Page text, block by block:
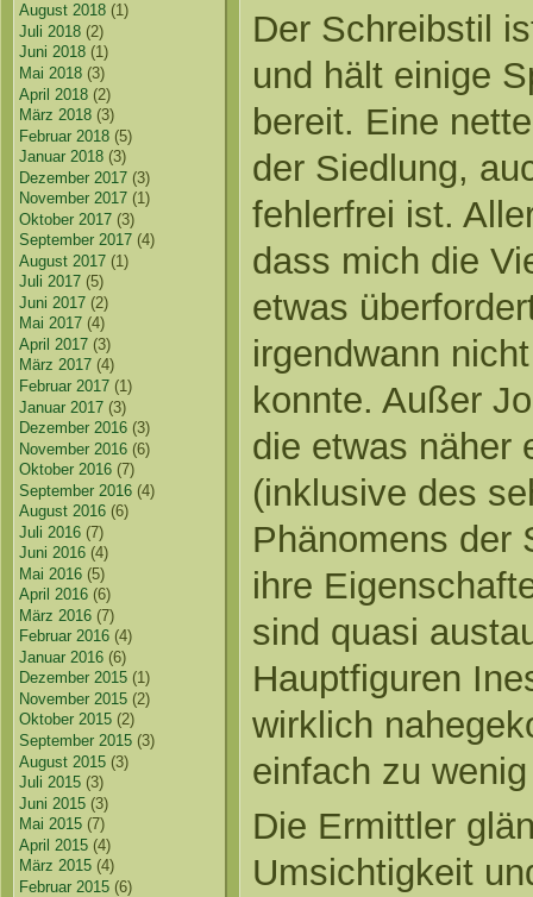
August 2018 (1)
Juli 2018 (2)
Juni 2018 (1)
Mai 2018 (3)
April 2018 (2)
März 2018 (3)
Februar 2018 (5)
Januar 2018 (3)
Dezember 2017 (3)
November 2017 (1)
Oktober 2017 (3)
September 2017 (4)
August 2017 (1)
Juli 2017 (5)
Juni 2017 (2)
Mai 2017 (4)
April 2017 (3)
März 2017 (4)
Februar 2017 (1)
Januar 2017 (3)
Dezember 2016 (3)
November 2016 (6)
Oktober 2016 (7)
September 2016 (4)
August 2016 (6)
Juli 2016 (7)
Juni 2016 (4)
Mai 2016 (5)
April 2016 (6)
März 2016 (7)
Februar 2016 (4)
Januar 2016 (6)
Dezember 2015 (1)
November 2015 (2)
Oktober 2015 (2)
September 2015 (3)
August 2015 (3)
Juli 2015 (3)
Juni 2015 (3)
Mai 2015 (7)
April 2015 (4)
März 2015 (4)
Februar 2015 (6)
Der Schreibstil
und hält einige
bereit. Eine
der Siedlung,
fehlerfrei ist.
dass mich die
etwas
irgendwann
konnte. Außer
die etwas näher
(inklusive des
Phänomens der
ihre
sind quasi
Hauptfiguren
wirklich
einfach zu
Die Ermittler
Umsichtigkeit